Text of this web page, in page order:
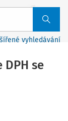
vyhledávání
se